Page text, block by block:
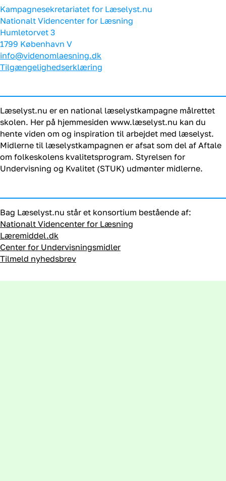
Kampagnesekretariatet for Læselyst.nu
Nationalt Videncenter for Læsning
Humletorvet 3
1799 København V
info@videnomlaesning.dk
Tilgængelighedserklæring
Læselyst.nu er en national læselystkampagne målrettet
skolen. Her på hjemmesiden www.læselyst.nu kan du
hente viden om og inspiration til arbejdet med læselyst.
Midlerne til læselystkampagnen er afsat som del af Aftale
om folkeskolens kvalitetsprogram. Styrelsen for
Undervisning og Kvalitet (STUK) udmønter midlerne.
Bag Læselyst.nu står et konsortium bestående af:
Nationalt Videncenter for Læsning
Læremiddel.dk
Center for Undervisningsmidler
Tilmeld nyhedsbrev